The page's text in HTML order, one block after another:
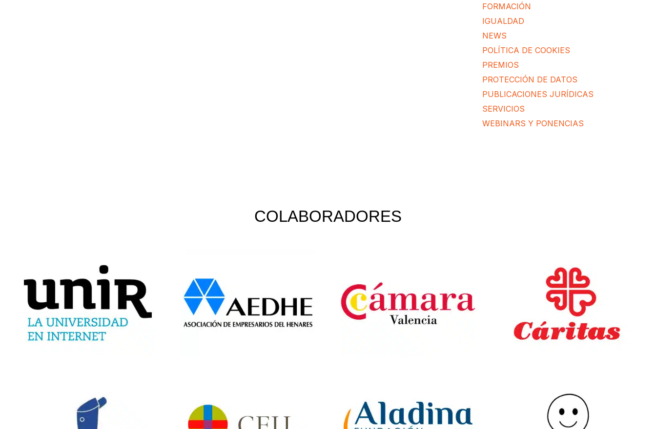
FORMACIÓN
IGUALDAD
NEWS
POLÍTICA DE COOKIES
PREMIOS
PROTECCIÓN DE DATOS
PUBLICACIONES JURÍDICAS
SERVICIOS
WEBINARS Y PONENCIAS
COLABORADORES